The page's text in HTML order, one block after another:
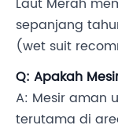
sepanjang
(wet suit
Q: Apakah
A: Mesir aman
terutama di